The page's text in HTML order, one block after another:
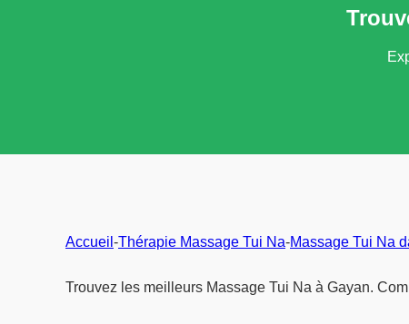
Accueil -Thérapie Massage Tui Na-Massage Tui Na
Trouvez les meilleurs Massage Tui Na à Gayan.